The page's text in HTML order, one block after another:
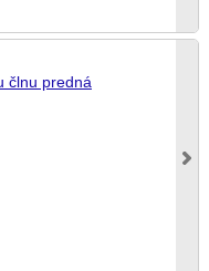
člnu predná